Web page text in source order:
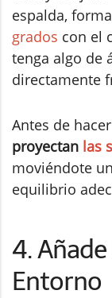
espalda,
grados con el
tenga algo de
directamente
Antes de
proyectan las
moviéndote
equilibrio
4.
Entorno